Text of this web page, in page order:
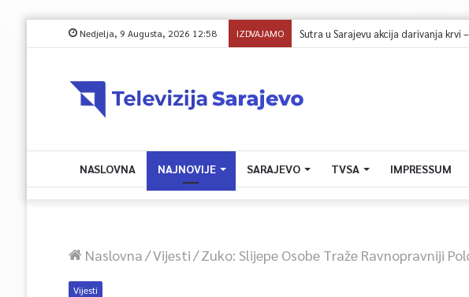
Nedjelja, 9 Augusta, 2026 12:58 IZDVAJAMO Sutra u Sarajevu akcija darivanja krvi
NASLOVNA NAJNOVIJE SARAJEVO TVSA IMPRESSUM
Naslovna/Vijesti/Zuko: Slijepe Osobe Traže Ravnopravniji
Vijesti